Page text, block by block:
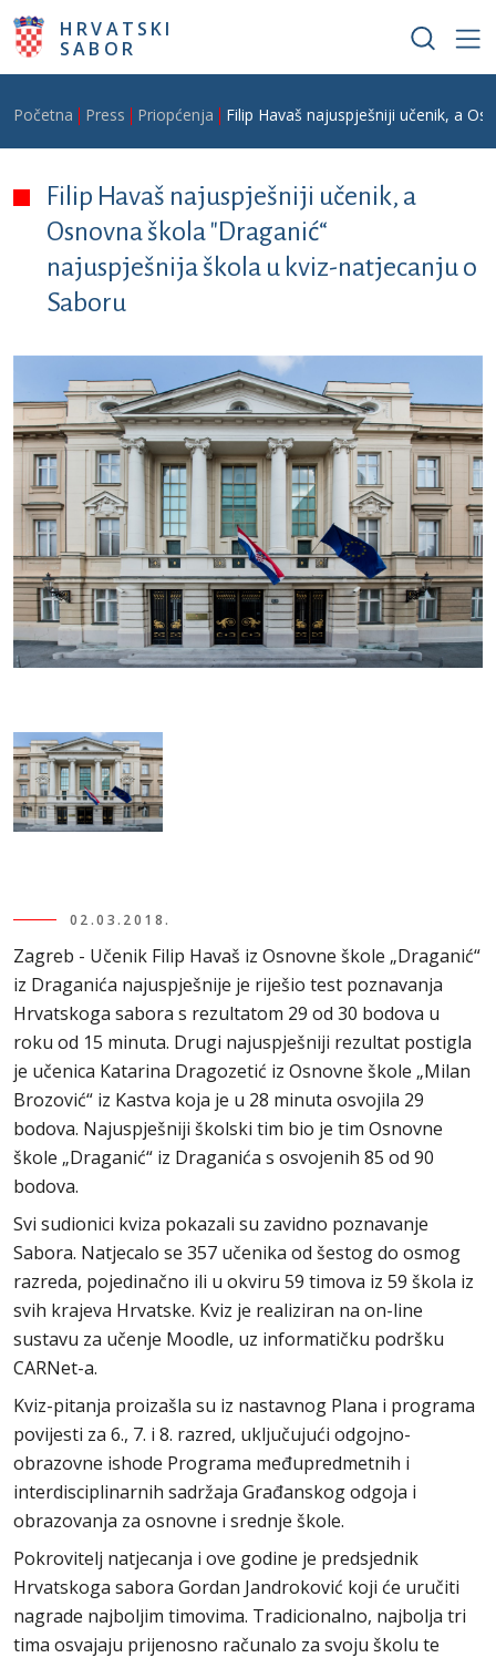
Skoči na glavni sadržaj
HRVATSKI
SABOR
Breadcrumb
Početna Press Priopćenja Filip Havaš najuspješniji učenik, a
Filip Havaš najuspješniji učenik, a
Osnovna škola "Draganić“
najuspješnija škola u kviz-natjecanju o
Saboru
02.03.2018.
Zagreb - Učenik Filip Havaš iz Osnovne škole „Draganić“
iz Draganića najuspješnije je riješio test poznavanja
Hrvatskoga sabora s rezultatom 29 od 30 bodova u
roku od 15 minuta. Drugi najuspješniji rezultat postigla
je učenica Katarina Dragozetić iz Osnovne škole „Milan
Brozović“ iz Kastva koja je u 28 minuta osvojila 29
bodova. Najuspješniji školski tim bio je tim Osnovne
škole „Draganić“ iz Draganića s osvojenih 85 od 90
bodova.
Svi sudionici kviza pokazali su zavidno poznavanje
Sabora. Natjecalo se 357 učenika od šestog do osmog
razreda, pojedinačno ili u okviru 59 timova iz 59 škola iz
svih krajeva Hrvatske. Kviz je realiziran na on-line
sustavu za učenje Moodle, uz informatičku podršku
CARNet-a.
Kviz-pitanja proizašla su iz nastavnog Plana i programa
povijesti za 6., 7. i 8. razred, uključujući odgojno-
obrazovne ishode Programa međupredmetnih i
interdisciplinarnih sadržaja Građanskog odgoja i
obrazovanja za osnovne i srednje škole.
Pokrovitelj natjecanja i ove godine je predsjednik
Hrvatskoga sabora Gordan Jandroković koji će uručiti
nagrade najboljim timovima. Tradicionalno, najbolja tri
tima osvajaju prijenosno računalo za svoju školu te